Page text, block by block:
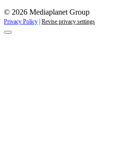
© 2026 Mediaplanet Group
Privacy Policy | Revise privacy settings